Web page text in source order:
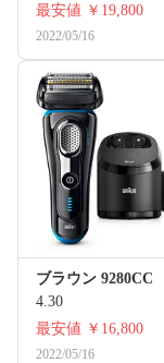
最安値 ￥19,800
2022/05/16
ブラウン 9280CC
4.30
最安値 ￥16,800
2022/05/16